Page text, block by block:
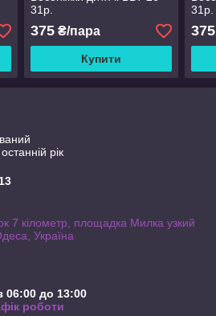
31р.
375₴/пара
Купити
31р.
375
рік
7 кілометр, площадка Милка узкий
Україна
06:00 до 13:00
роботи